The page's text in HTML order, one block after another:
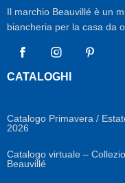
Il marchio Beauvillé è un
biancheria per la casa da
FacebookInstagram
CATALOGHI
Catalogo Primavera /
2026
Catalogo virtuale –
Beauvillé